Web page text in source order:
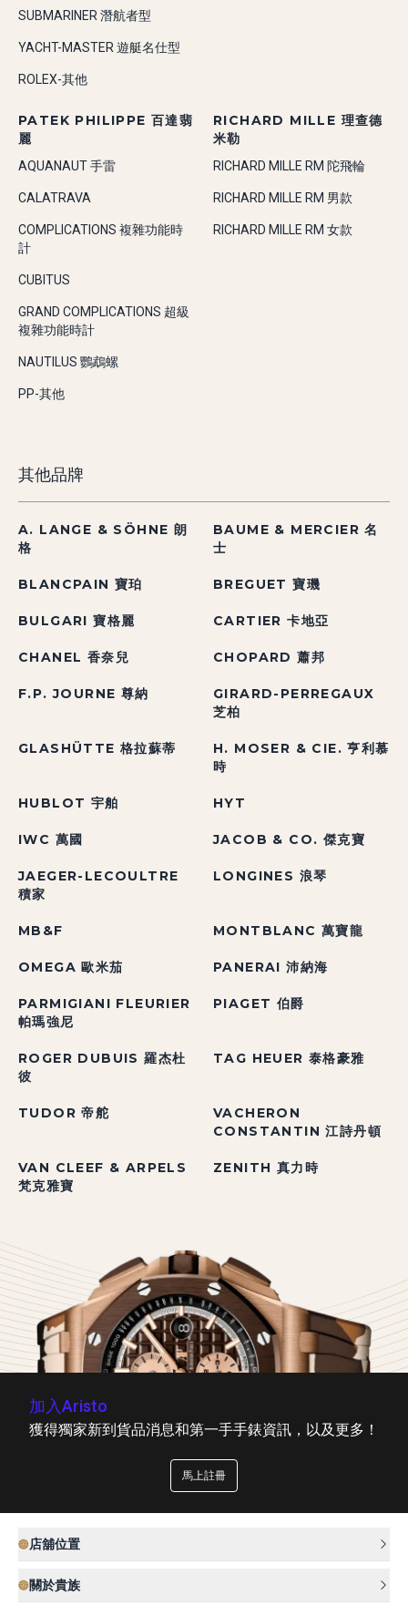
SUBMARINER 潛航者型
YACHT-MASTER 遊艇名仕型
ROLEX-其他
PATEK PHILIPPE 百達翡
麗
AQUANAUT 手雷
CALATRAVA
COMPLICATIONS 複雜功能時
計
CUBITUS
GRAND COMPLICATIONS 超級
複雜功能時計
NAUTILUS 鸚鵡螺
PP-其他
RICHARD MILLE 理查德
米勒
RICHARD MILLE RM 陀飛輪
RICHARD MILLE RM 男款
RICHARD MILLE RM 女款
其他品牌
A. LANGE & SÖHNE 朗
格
BAUME & MERCIER 名
士
BLANCPAIN 寶珀 BREGUET 寶璣
BULGARI 寶格麗 CARTIER 卡地亞
CHANEL 香奈兒 CHOPARD 蕭邦
F.P. JOURNE 尊納
GIRARD-PERREGAUX
芝柏
GLASHÜTTE 格拉蘇蒂
H. MOSER & CIE. 亨利慕
時
HUBLOT 宇舶 HYT
IWC 萬國 JACOB & CO. 傑克寶
JAEGER-LECOULTRE
積家
LONGINES 浪琴
MB&F MONTBLANC 萬寶龍
OMEGA 歐米茄 PANERAI 沛納海
PARMIGIANI FLEURIER
帕瑪強尼
PIAGET 伯爵
ROGER DUBUIS 羅杰杜
彼
TAG HEUER 泰格豪雅
TUDOR 帝舵
VACHERON
CONSTANTIN 江詩丹頓
VAN CLEEF & ARPELS
梵克雅寶
ZENITH 真力時
加入Aristo
獲得獨家新到貨品消息和第一手手錶資訊，以及更多！
馬上註冊
店舖位置
關於貴族